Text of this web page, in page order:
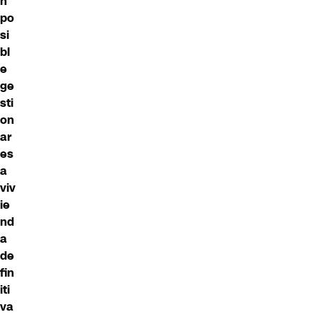
po
si
bl
e
ge
sti
on
ar
es
a
viv
ie
nd
a
de
fin
iti
va